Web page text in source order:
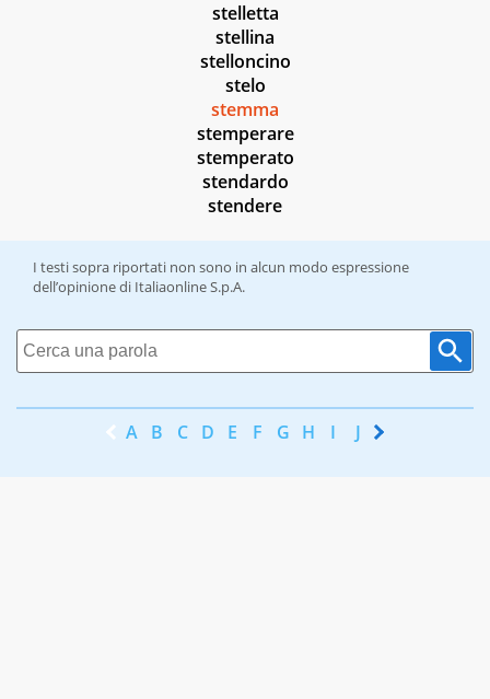
stelletta
stellina
stelloncino
stelo
stemma
stemperare
stemperato
stendardo
stendere
I testi sopra riportati non sono in alcun modo espressione
dell’opinione di Italiaonline S.p.A.
A B C D E F G H I J K